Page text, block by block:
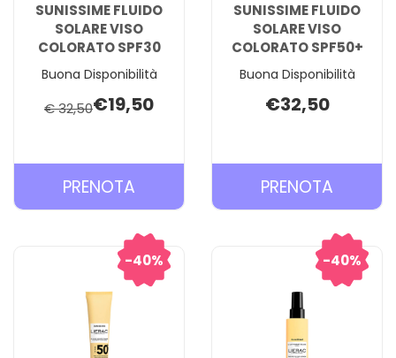
SUNISSIME FLUIDO
SOLARE VISO
COLORATO SPF30
Buona Disponibilità
€ 32,50€19,50
PRENOTA PRENOTA SUNISSIME
FLUIDO
SOLARE
VISO
COLORATO
SUNISSIME FLUIDO
SOLARE VISO
COLORATO SPF50+
Buona Disponibilità
€32,50
PRENOTA
FLUIDO
SOLARE
VISO
40% 40%